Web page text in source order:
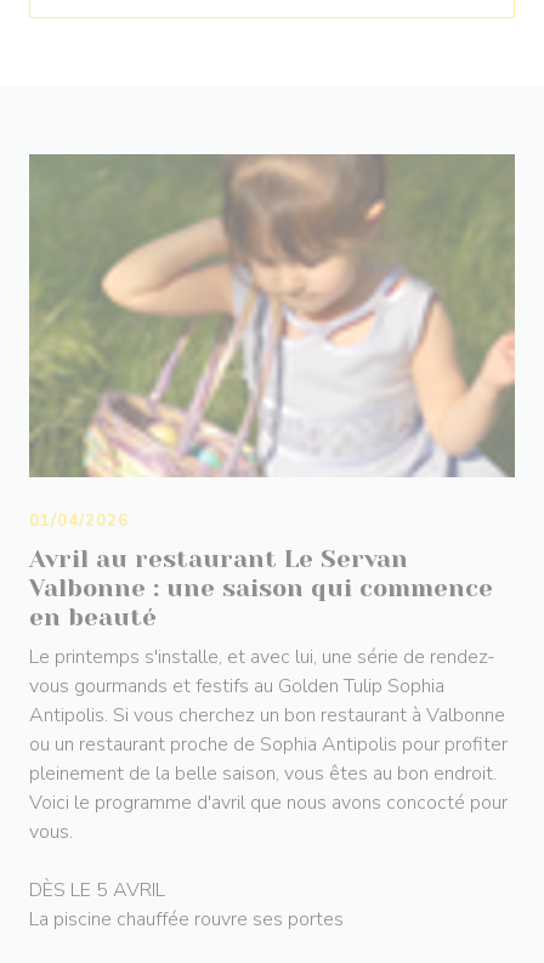
Avril au restaurant Le Servan
Valbonne : une saison qui commence
en beauté
01/04/2026
Le printemps s'installe, et avec lui, une série de rendez-
vous gourmands et festifs au Golden Tulip Sophia
Antipolis. Si vous cherchez un bon restaurant à Valbonne
ou un restaurant proche de Sophia Antipolis pour profiter
pleinement de la belle saison, vous êtes au bon endroit.
Voici le programme d'avril que nous avons concocté pour
vous.
DÈS LE 5 AVRIL
La piscine chauffée rouvre ses portes